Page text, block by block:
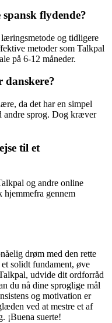
flydende?
og tidligere
metoder som Talkpal
på 6-12 måneder.
da det har en simpel
andre sprog. Dog kræver
til et
og andre online
hjemmefra gennem
drøm med den rette
solidt fundament, øve
udvide dit ordforråd
du nå dine sproglige mål
og motivation er
ved at mestre et af
¡Buena suerte!